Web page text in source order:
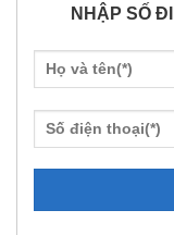
NHẬP SỐ